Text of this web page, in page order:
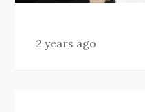
2 years ago